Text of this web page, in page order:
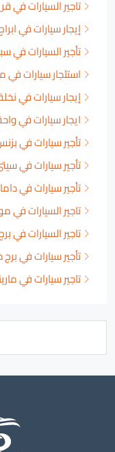
تاجير السيارات في
إيجار سيارات في
تأجير السيارات في
استئجار سيارات في
إيجار سيارات في
ايجار سيارات في
تأجير سيارات في
تأجير سيارات في
تأجير سيارات في
تاجير السيارات في
تاجير السيارات في
تأجير سيارات في
تاجير سيارات في